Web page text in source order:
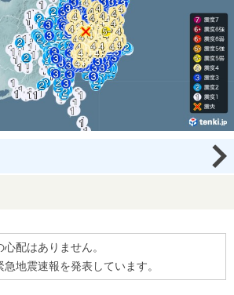
配はありません。
地震速報を発表しています。